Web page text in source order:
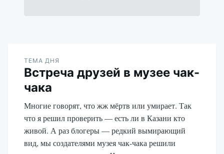
ТЕМА ДНЯ
Встреча друзей в музее чак-
чака
Многие говорят, что жж мёртв или умирает. Так
что я решил проверить — есть ли в Казани кто
живой. А раз блогеры — редкий вымирающий
вид, мы создателями музея чак-чака решили